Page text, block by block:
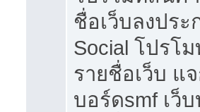
ชื่อเว็บลงปร
Social โปรโ
รายชื่อเว็บ แ
บอร์ดsmf เว็